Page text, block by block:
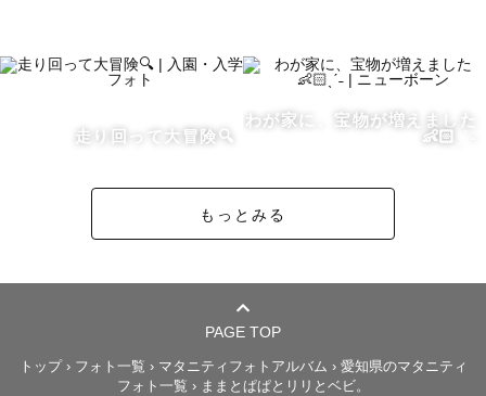
・1997年3月生まれの29歳
・ちいかわと乃木坂がすき
※ 遠方の場合は、追加交通費を
相談させていただく場合がございます
< 追加交通費がかからない地域 >
愛知県内ほぼ全域
走り回って大冒険🔍
わが家に、宝物が増えました
👶🏻ˎˊ˗
もっとみる
PAGE TOP
トップ› フォト一覧 › マタニティフォトアルバム › 愛知県のマタニティ
フォト一覧 › ままとぱぱとリリとベビ。